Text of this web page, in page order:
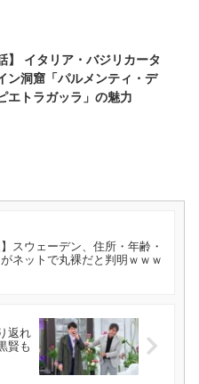
】 イタリア・バジリカータ
ン洞窟「パルメンティ・デ
エトラガッラ」の魅力
】スウェーデン、住所・年齢・
がネットで丸裸だと判明ｗｗｗ
返れ
賢も